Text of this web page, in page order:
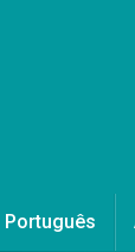
Português